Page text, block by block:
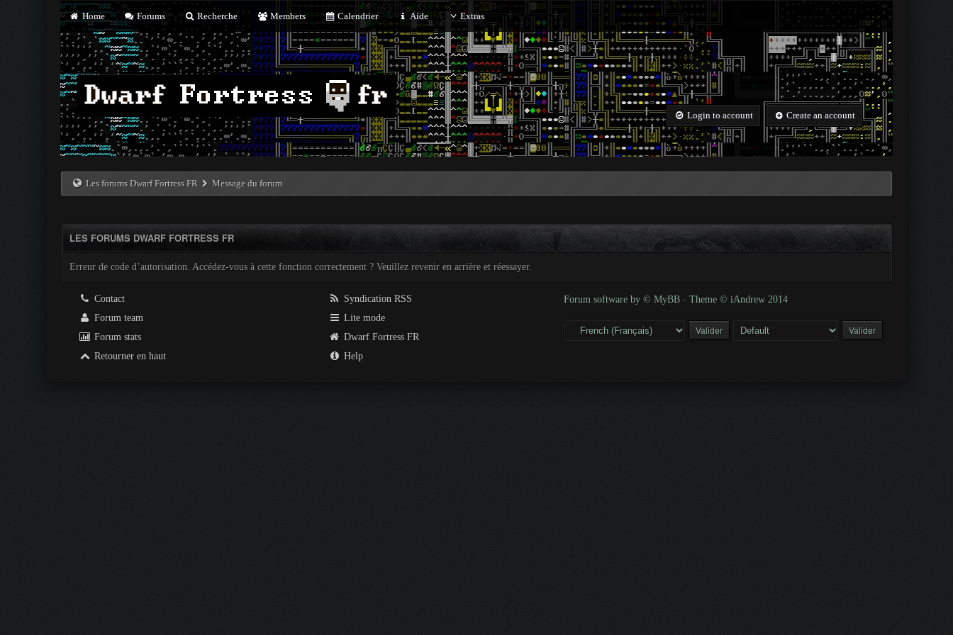
Home Forums Recherche Members Calendrier Aide Extras
Login to account Create an account
Les forums Dwarf Fortress FR Message du forum
LES FORUMS DWARF FORTRESS FR
Erreur de code d’autorisation. Accédez-vous à cette fonction correctement ? Veuillez revenir en arrière et réessayer.
Contact
Forum team
Forum stats
Retourner en haut
Syndication RSS
Lite mode
Dwarf Fortress FR
Help
Forum software by © MyBB - Theme © iAndrew 2014